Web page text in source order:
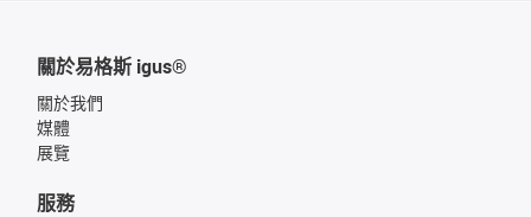
關於易格斯 igus®
關於我們
媒體
展覽
服務